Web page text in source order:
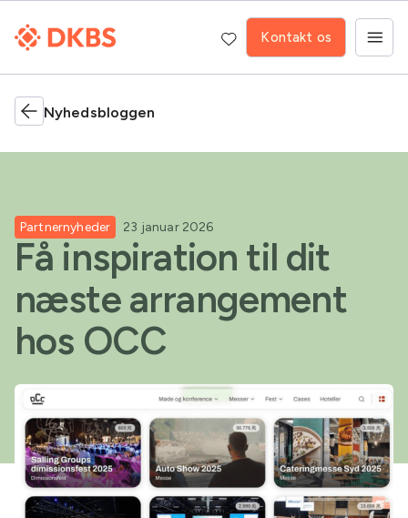
Kontakt os
Nyhedsbloggen
Partnernyheder 23 januar 2026
Få inspiration til dit
næste arrangement
hos OCC